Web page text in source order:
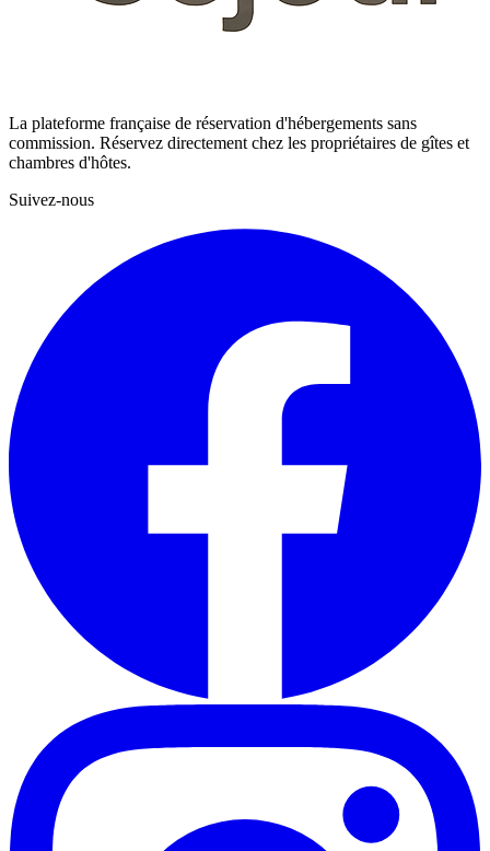
La plateforme française de réservation d'hébergements sans
commission. Réservez directement chez les propriétaires de gîtes et
chambres d'hôtes.
Suivez-nous